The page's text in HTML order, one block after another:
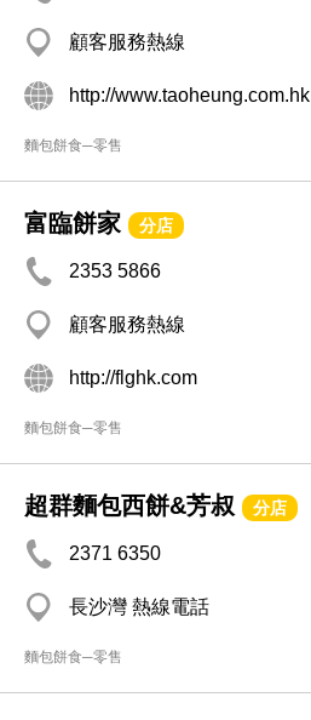
顧客服務熱線
http://www.taoheung.com.hk
麵包餅食─零售
富臨餅家 分店
2353 5866
顧客服務熱線
http://flghk.com
麵包餅食─零售
超群麵包西餅&芳叔 分店
2371 6350
長沙灣 熱線電話
麵包餅食─零售